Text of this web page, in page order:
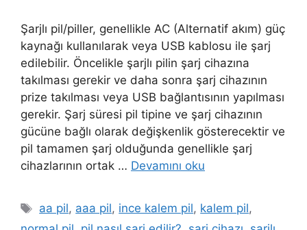
Şarjlı pil/piller, genellikle AC (Alternatif akım) güç
kaynağı kullanılarak veya USB kablosu ile şarj
edilebilir. Öncelikle şarjlı pilin şarj cihazına
takılması gerekir ve daha sonra şarj cihazının
prize takılması veya USB bağlantısının yapılması
gerekir. Şarj süresi pil tipine ve şarj cihazının
gücüne bağlı olarak değişkenlik gösterecektir ve
pil tamamen şarj olduğunda genellikle şarj
cihazlarının ortak … Devamını oku
Etiketler
aa pil, aaa pil, ince kalem pil, kalem pil,